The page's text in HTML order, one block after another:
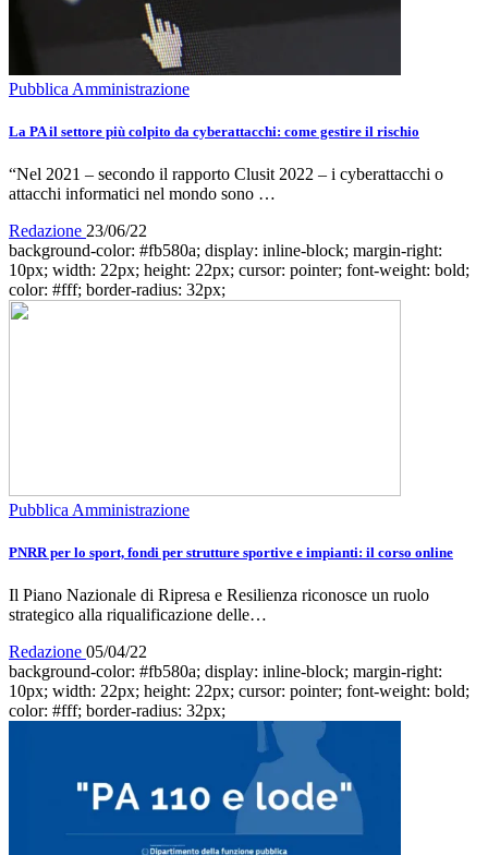
Pubblica Amministrazione
La PA il settore più colpito da cyberattacchi: come gestire il rischio
“Nel 2021 – secondo il rapporto Clusit 2022 – i cyberattacchi o
attacchi informatici nel mondo sono …
Redazione 23/06/22
background-color: #fb580a; display: inline-block; margin-right:
10px; width: 22px; height: 22px; cursor: pointer; font-weight: bold;
color: #fff; border-radius: 32px;
Pubblica Amministrazione
PNRR per lo sport, fondi per strutture sportive e impianti: il corso online
Il Piano Nazionale di Ripresa e Resilienza riconosce un ruolo
strategico alla riqualificazione delle…
Redazione 05/04/22
background-color: #fb580a; display: inline-block; margin-right:
10px; width: 22px; height: 22px; cursor: pointer; font-weight: bold;
color: #fff; border-radius: 32px;